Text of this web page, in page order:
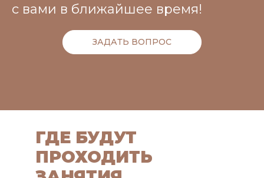
с вами в ближайшее время!
ЗАДАТЬ ВОПРОС
ГДЕ БУДУТ
ПРОХОДИТЬ